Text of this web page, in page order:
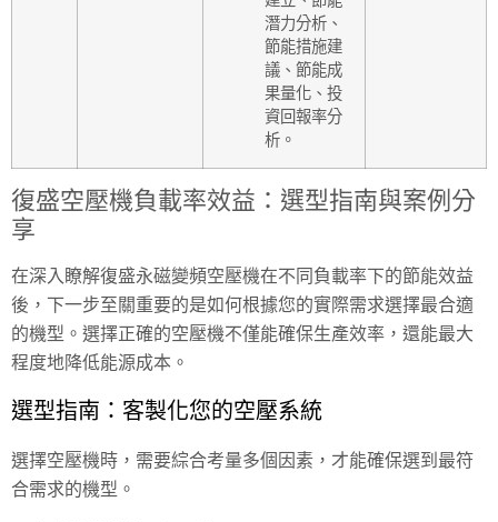
潛力分析、
節能措施建
議、節能成
果量化、投
資回報率分
析。
復盛空壓機負載率效益：選型指南與案例分
享
在深入瞭解復盛永磁變頻空壓機在不同負載率下的節能效益
後，下一步至關重要的是如何根據您的實際需求選擇最合適
的機型。選擇正確的空壓機不僅能確保生產效率，還能最大
程度地降低能源成本。
選型指南：客製化您的空壓系統
選擇空壓機時，需要綜合考量多個因素，才能確保選到最符
合需求的機型。